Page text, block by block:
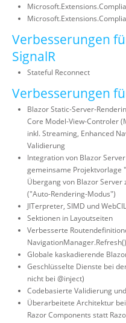
Verbesserungen
SignalR
Stateful Reconnect
Verbesserungen
Blazor Static-Server-
Core Model-View-Controler
inkl. Streaming, Enhanced
Validierung
Integration von Blazor
gemeinsame Projektvorlage
Übergang von Blazor Server
("Auto-Rendering-Modus")
JITerpreter, SIMD und
Sektionen in Layoutseiten
Verbesserte
NavigationManager.Refresh()
Globale kaskadierende
Geschlüsselte Dienste bei
nicht bei @inject)
Codebasierte Validierung
Überarbeitete Architektur
Razor Components statt